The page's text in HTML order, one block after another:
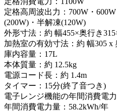
定格高周波出力：700W・
(200W)・半解凍(120W)
外形寸法：約 幅455×奥行き
加熱室の有効寸法：約 幅305 x
庫内容量：17L
本体質量：約 12.5kg
電源コード長：約 1.4m
タイマー：15分(終了音つき)
電子レンジ機能の年間消費電
年間消費電力量：58.2kWh/年